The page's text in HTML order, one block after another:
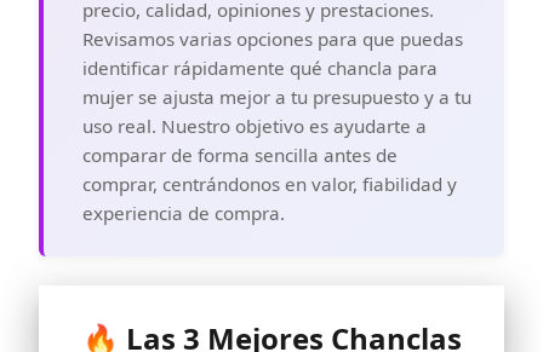
precio, calidad, opiniones y prestaciones.
Revisamos varias opciones para que puedas
identificar rápidamente qué chancla para
mujer se ajusta mejor a tu presupuesto y a tu
uso real. Nuestro objetivo es ayudarte a
comparar de forma sencilla antes de
comprar, centrándonos en valor, fiabilidad y
experiencia de compra.
🔥 Las 3 Mejores Chanclas